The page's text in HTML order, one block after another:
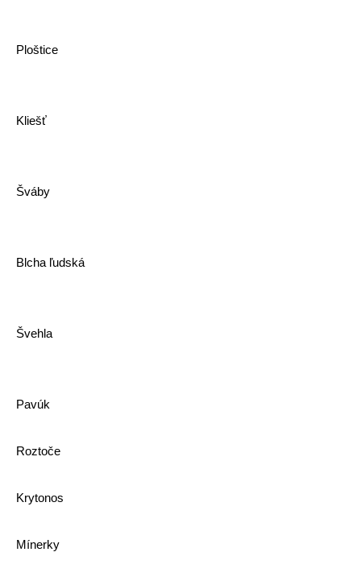
Ploštice
Kliešť
Šváby
Blcha ľudská
Švehla
Pavúk
Roztoče
Krytonos
Mínerky